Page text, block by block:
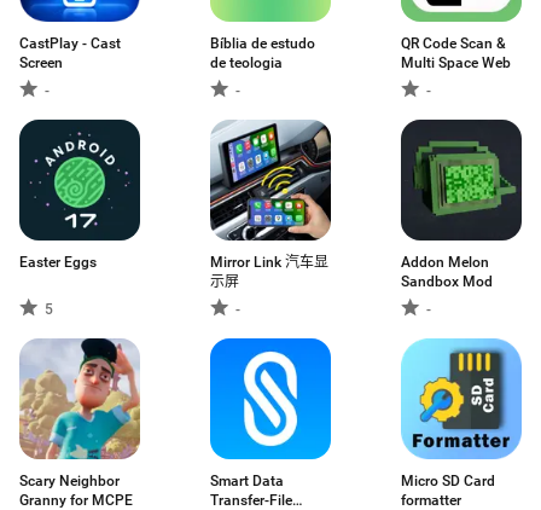
CastPlay - Cast
Screen
-
Bíblia de estudo
de teologia
-
QR Code Scan &
Multi Space Web
-
Easter Eggs
5
Mirror Link 汽车显
示屏
-
Addon Melon
Sandbox Mod
-
Scary Neighbor
Granny for MCPE
Smart Data
Transfer-File
Micro SD Card
formatter